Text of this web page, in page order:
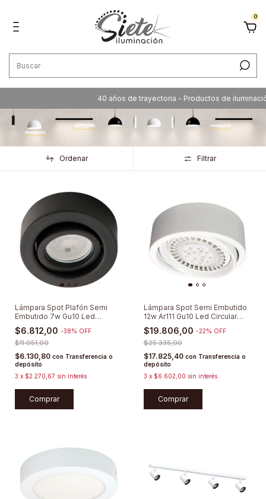
0
40 años de trayectoria - Productos de iluminación de
Ordenar Filtrar
Lámpara Spot Plafón Semi
Embutido 7w Gu10 Led
Circular Móvil Aplique Para
Caja Octogonal
$6.812,00 -38% OFF
$11.051,00
$6.130,80 con Transferencia o
depósito
3 x $2.270,67 sin interés
Comprar
Lámpara Spot Semi Embutido
12w Ar111 Gu10 Led Circular
Móvil
$19.806,00 -22% OFF
$25.335,00
$17.825,40 con Transferencia o
depósito
3 x $6.602,00 sin interés
Comprar